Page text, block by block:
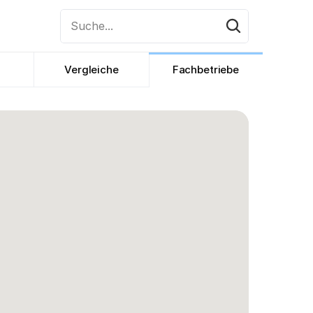
Suche...
Vergleiche Fachbetriebe